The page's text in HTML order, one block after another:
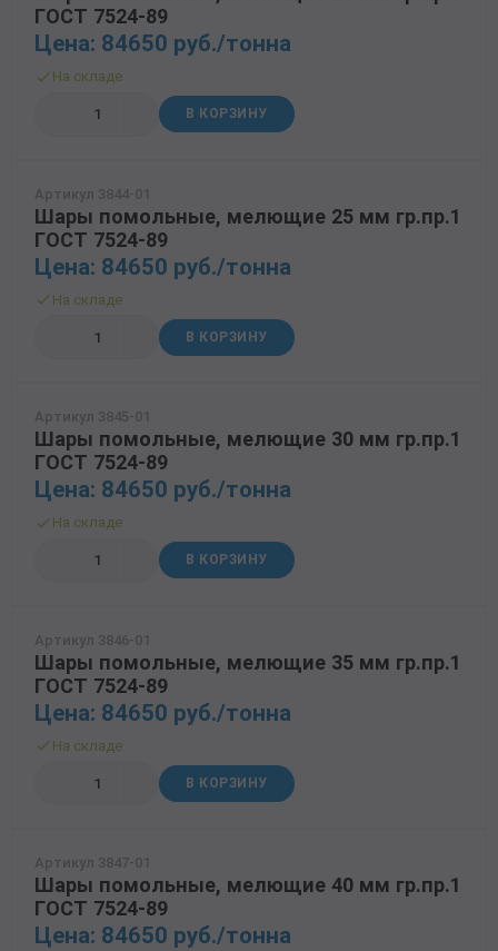
ГОСТ 7524-89
Цена: 84650 руб./тонна
На складе
В КОРЗИНУ
Артикул 3844-01
Шары помольные, мелющие 25 мм гр.пр.1
ГОСТ 7524-89
Цена: 84650 руб./тонна
На складе
В КОРЗИНУ
Артикул 3845-01
Шары помольные, мелющие 30 мм гр.пр.1
ГОСТ 7524-89
Цена: 84650 руб./тонна
На складе
В КОРЗИНУ
Артикул 3846-01
Шары помольные, мелющие 35 мм гр.пр.1
ГОСТ 7524-89
Цена: 84650 руб./тонна
На складе
В КОРЗИНУ
Артикул 3847-01
Шары помольные, мелющие 40 мм гр.пр.1
ГОСТ 7524-89
Цена: 84650 руб./тонна
70x70 мм
80x80 мм
100x100 мм
Труба газлифтная
Труба бурильная СБТМ, ТБСУ
Труба котельная
Труба магистральная
Труба насосно-компрессорная (НКТ)
Труба нефтепроводная
Труба обсадная
Трубы стальные лежалые Б/У
Труба восстановленная
Трубы в ВУС изоляции
3 мм
Рулон стальной оцинкованный
12 мм
14 мм
20 мм
40 мм
30 мм
50 мм
Балка 30
Полоса Алюминиевая
Труба профильная
Проволока колючая Егоза
Проволока колючая Репейник
Проволока наплавочная
Проволока полиграфическая
Проволока с полимерным покрытием
Проволока телеграфная
Проволока гвоздильная
Порошки и полимеры